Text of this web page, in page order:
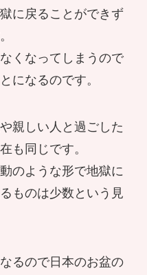
に戻ることができず
くなってしまうので
になるのです。
親しい人と過ごした
も同じです。
のような形で地獄に
ものは少数という見
るので日本のお盆の